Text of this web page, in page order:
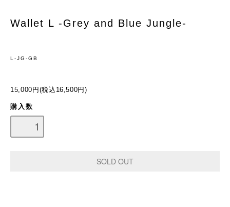
Wallet L -Grey and Blue Jungle-
L-JG-GB
15,000円(税込16,500円)
購入数